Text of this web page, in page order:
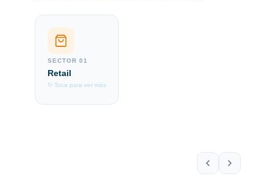
SECTOR 01
Retail
↻ Toca para ver más
específicos de los productos en estanterías y vitrinas.